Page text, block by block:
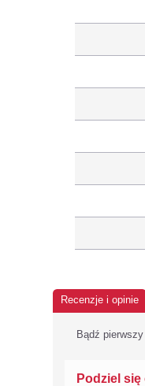
Recenzje i opinie
Bądź
Podziel